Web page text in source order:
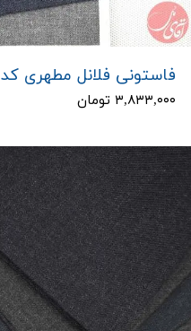
فاستونی فلانل مطهری کد 502
۳,۸۳۳,۰۰۰ تومان